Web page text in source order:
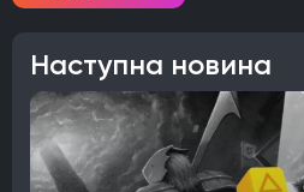
Наступна новина